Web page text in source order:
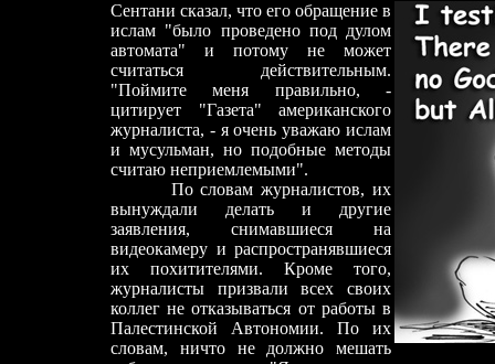
Сентани сказал, что его обращение в
ислам "было проведено под дулом
автомата" и потому не может
считаться действительным.
"Поймите меня правильно, -
цитирует "Газета" американского
журналиста, - я очень уважаю ислам
и мусульман, но подобные методы
считаю неприемлемыми".
По словам журналистов, их
вынуждали делать и другие
заявления, снимавшиеся на
видеокамеру и распространявшиеся
их похитителями. Кроме того,
журналисты призвали всех своих
коллег не отказываться от работы в
Палестинской Автономии. По их
словам, ничто не должно мешать